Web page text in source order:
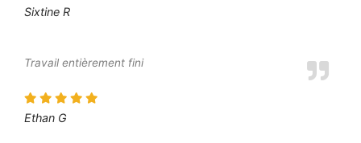
Sixtine R
Travail entièrement fini
Ethan G